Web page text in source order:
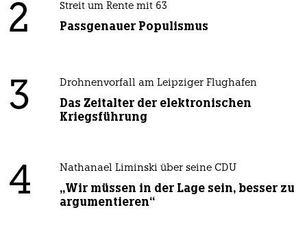
2 Streit um Rente mit 63
Passgenauer Populismus
3 Drohnenvorfall am Leipziger Flughafen
Das Zeitalter der elektronischen
Kriegsführung
4 Nathanael Liminski über seine CDU
„Wir müssen in der Lage sein, besser zu
argumentieren“